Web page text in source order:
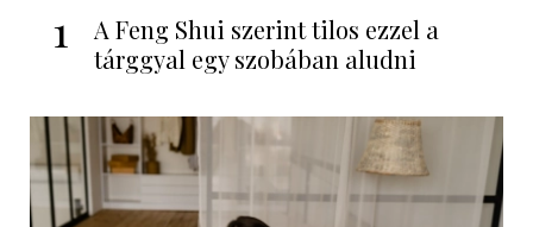
1
A Feng Shui szerint tilos ezzel a
tárggyal egy szobában aludni